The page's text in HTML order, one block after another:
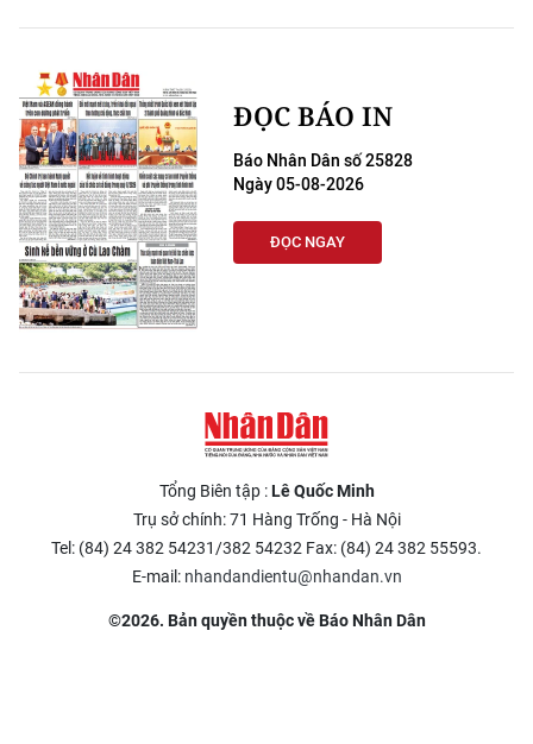
ĐỌC BÁO IN
Báo Nhân Dân số 25828
Ngày 05-08-2026
ĐỌC NGAY
Tổng Biên tập :Lê Quốc Minh
Trụ sở chính: 71 Hàng Trống - Hà Nội
Tel: (84) 24 382 54231/382 54232 Fax: (84) 24 382 55593.
E-mail: nhandandientu@nhandan.vn
©2026. Bản quyền thuộc về Báo Nhân Dân